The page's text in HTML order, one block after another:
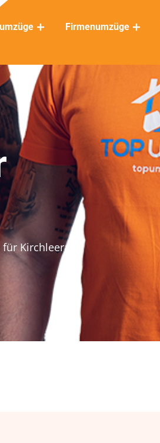
Firmenumzüge
Kirchleerau